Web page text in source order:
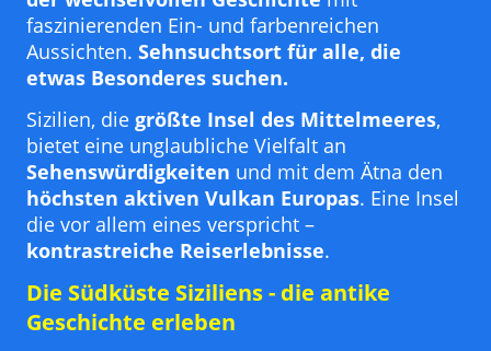
faszinierenden Ein- und farbenreichen
Aussichten. Sehnsuchtsort für alle, die
etwas Besonderes suchen.
Sizilien, die größte Insel des Mittelmeeres,
bietet eine unglaubliche Vielfalt an
Sehenswürdigkeiten und mit dem Ätna den
höchsten aktiven Vulkan Europas. Eine Insel
die vor allem eines verspricht –
kontrastreiche Reiserlebnisse.
Die Südküste Siziliens - die antike
Geschichte erleben